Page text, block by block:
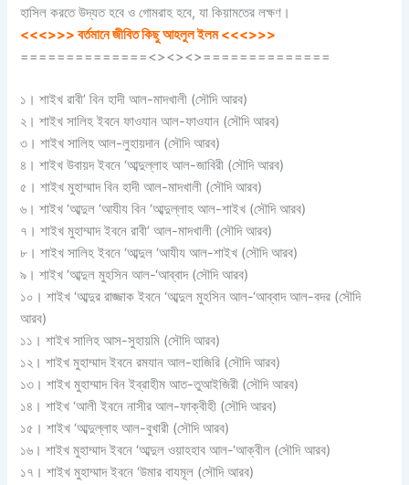
হাসিল করতে উদ্যত হবে ও গোমরাহ হবে, যা কিয়ামতের লক্ষণ।
<<<>>> বর্তমানে জীবিত কিছু আহলুল ইলম <<<>>>
==============<><><>==============
১। শাইখ রাবী’ বিন হাদী আল-মাদখালী (সৌদি আরব)
২। শাইখ সালিহ ইবনে ফাওযান আল-ফাওযান (সৌদি আরব)
৩। শাইখ সালিহ আল-লুহায়দান (সৌদি আরব)
৪। শাইখ উবায়দ ইবনে ‘আব্দুল্লাহ আল-জাবিরী (সৌদি আরব)
৫। শাইখ মুহাম্মাদ বিন হাদী আল-মাদখালী (সৌদি আরব)
৬। শাইখ ‘আব্দুল ‘আযীয বিন ‘আব্দুল্লাহ আল-শাইখ (সৌদি আরব)
৭। শাইখ মুহাম্মাদ ইবনে রাবী’ আল-মাদখালী (সৌদি আরব)
৮। শাইখ সালিহ ইবনে ‘আব্দুল ‘আযীয আল-শাইখ (সৌদি আরব)
৯। শাইখ ‘আব্দুল মুহসিন আল-‘আব্বাদ (সৌদি আরব)
১০। শাইখ ‘আব্দুর রাজ্জাক ইবনে ‘আব্দুল মুহসিন আল-‘আব্বাদ আল-বদর (সৌদি
আরব)
১১। শাইখ সালিহ আস-সুহায়মি (সৌদি আরব)
১২। শাইখ মুহাম্মাদ ইবনে রমযান আল-হাজিরি (সৌদি আরব)
১৩। শাইখ মুহাম্মাদ বিন ইব্রাহীম আত-তুআইজিরী (সৌদি আরব)
১৪। শাইখ ‘আলী ইবনে নাসীর আল-ফাক্বীহী (সৌদি আরব)
১৫। শাইখ ‘আব্দুল্লাহ আল-বুখারী (সৌদি আরব)
১৬। শাইখ মুহাম্মাদ ইবনে ‘আব্দুল ওয়াহহাব আল-‘আক্বীল (সৌদি আরব)
১৭। শাইখ মুহাম্মাদ ইবনে ‘উমার বাযমূল (সৌদি আরব)